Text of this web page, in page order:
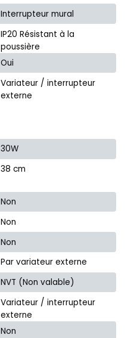
Interrupteur mural
IP20 Résistant à la
poussière
Oui
Variateur / interrupteur
externe
30W
38 cm
Non
Non
Non
Par variateur externe
NVT (Non valable)
Variateur / interrupteur
externe
Non